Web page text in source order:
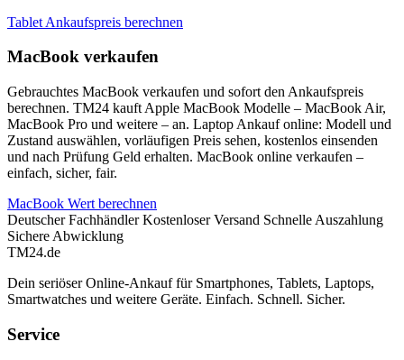
Tablet Ankaufspreis berechnen
MacBook verkaufen
Gebrauchtes MacBook verkaufen und sofort den Ankaufspreis
berechnen. TM24 kauft Apple MacBook Modelle – MacBook Air,
MacBook Pro und weitere – an. Laptop Ankauf online: Modell und
Zustand auswählen, vorläufigen Preis sehen, kostenlos einsenden
und nach Prüfung Geld erhalten. MacBook online verkaufen –
einfach, sicher, fair.
MacBook Wert berechnen
Deutscher Fachhändler Kostenloser Versand Schnelle Auszahlung
Sichere Abwicklung
TM24.de
Dein seriöser Online-Ankauf für Smartphones, Tablets, Laptops,
Smartwatches und weitere Geräte. Einfach. Schnell. Sicher.
Service